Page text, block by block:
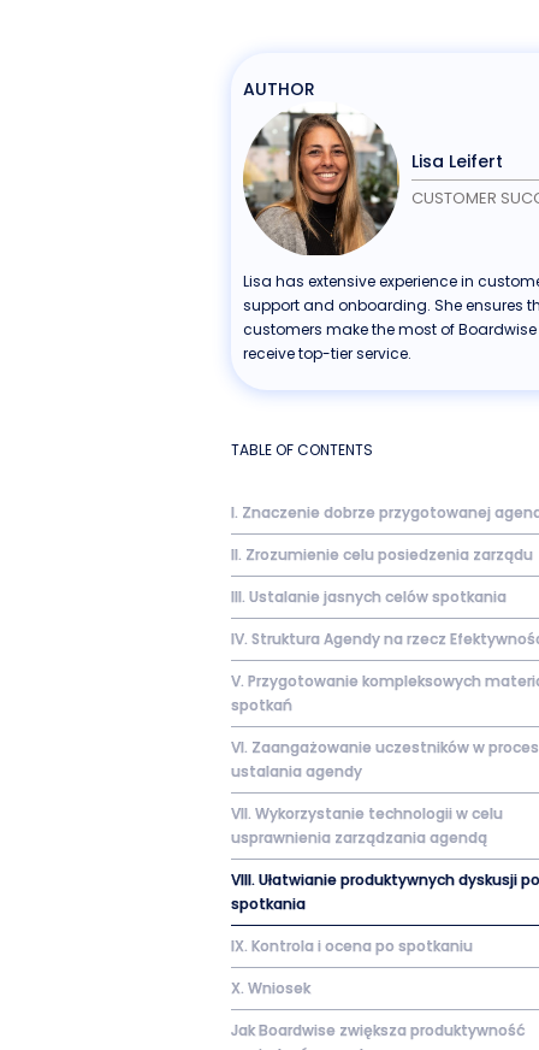
AUTHOR
Lisa Leifert
CUSTOMER
Lisa has extensive experience in
support and onboarding. She ensures
customers make the most of
receive top-tier service.
TABLE OF CONTENTS
I. Znaczenie dobrze przygotowanej
II. Zrozumienie celu posiedzenia zarządu
III. Ustalanie jasnych celów spotkania
IV. Struktura Agendy na rzecz
V. Przygotowanie kompleksowych
spotkań
VI. Zaangażowanie uczestników w proces
ustalania agendy
VII. Wykorzystanie technologii w celu
usprawnienia zarządzania agendą
VIII. Ułatwianie produktywnych dyskusji
spotkania
IX. Kontrola i ocena po spotkaniu
X. Wniosek
Jak Boardwise zwiększa produktywność